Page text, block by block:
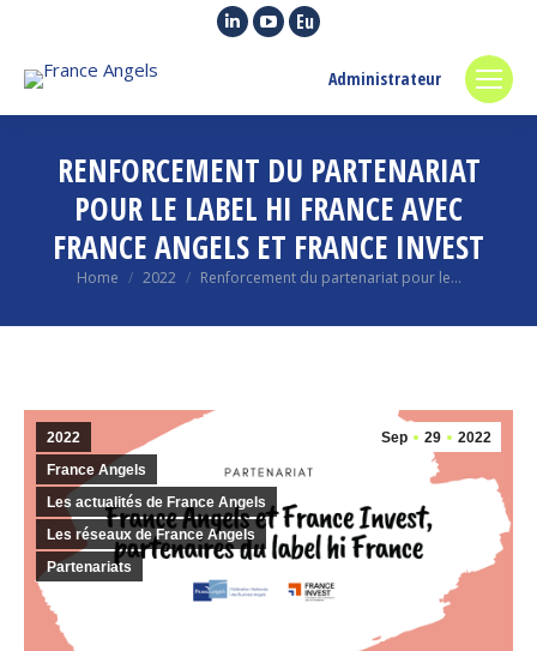
Linkedin
in
window
YouTube
in
window
Euroquity
opens
in
window
Administrateur
RENFORCEMENT DU PARTENARIAT
POUR LE LABEL HI FRANCE AVEC
FRANCE ANGELS ET FRANCE INVEST
You are here:
Home 2022 Renforcement du partenariat pour le…
Sep 29 2022
2022
France Angels
Les actualités de France Angels
Les réseaux de France Angels
Partenariats